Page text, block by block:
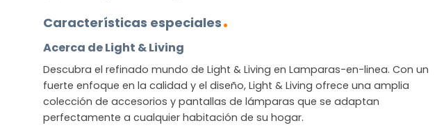
Características especiales
Acerca de Light & Living
Descubra el refinado mundo de Light & Living en Lamparas-en-linea. Con un
fuerte enfoque en la calidad y el diseño, Light & Living ofrece una amplia
colección de accesorios y pantallas de lámparas que se adaptan
perfectamente a cualquier habitación de su hogar.